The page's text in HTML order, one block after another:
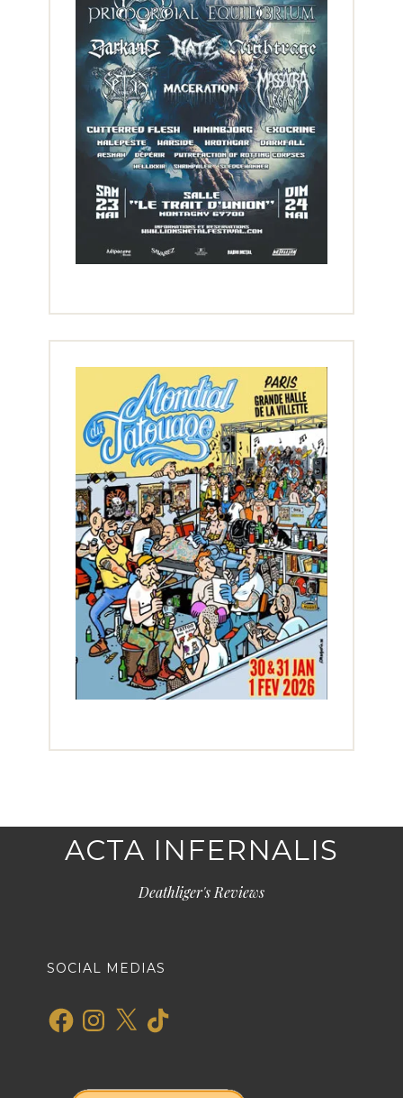
ACTA INFERNALIS
Deathliger's Reviews
SOCIAL MEDIAS
FacebookInstagram
X TikTok